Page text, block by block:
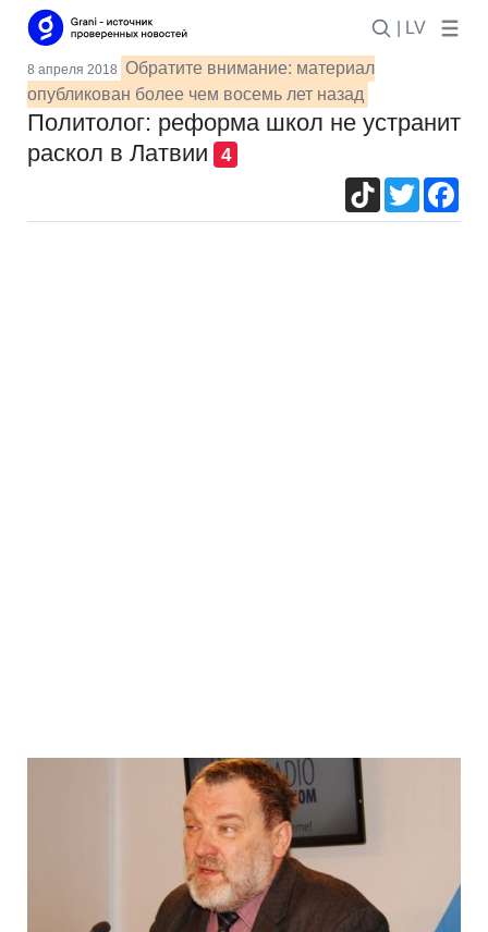
| LV
8 апреля 2018 Обратите внимание: материал
опубликован более чем восемь лет назад
Политолог: реформа школ не устранит
раскол в Латвии
4
TikTokTwitter